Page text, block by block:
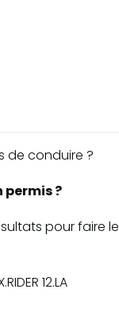
de conduire ?
permis ?
pour faire le
12.LA